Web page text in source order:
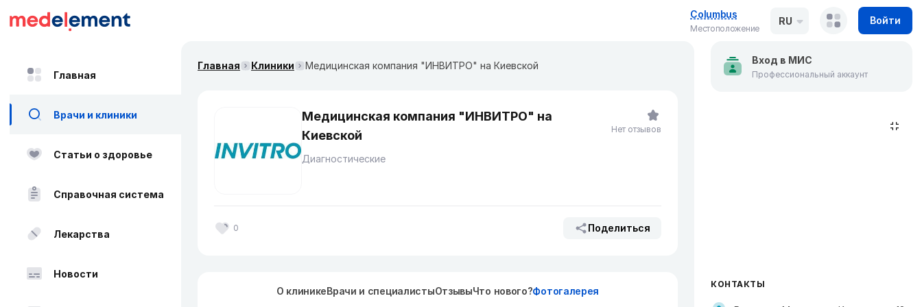
Columbus
Местоположение
RU Войти
Главная
Врачи и клиники
Статьи о здоровье
Справочная система
Лекарства
Новости
Главная Клиники Медицинская компания "ИНВИТРО" на ​Киевской
Медицинская компания "ИНВИТРО" на ​
Киевской
Диагностические
0 Поделиться
Нет отзывов
О клиникеВрачи и специалистыОтзывыЧто нового?Фотогалерея
Вход в МИС
Профессиональный аккаунт
КОНТАКТЫ